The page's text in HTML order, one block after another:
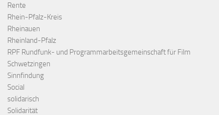
Rente
Rhein-Pfalz-Kreis
Rheinauen
Rheinland-Pfalz
RPF Rundfunk- und Programmarbeitsgemeinschaft für Film
Schwetzingen
Sinnfindung
Social
solidarisch
Solidarität